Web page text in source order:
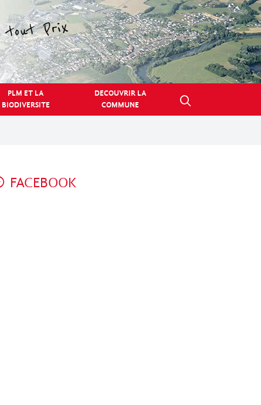
PLM ET LA
BIODIVERSITE
DECOUVRIR LA
COMMUNE
FACEBOOK